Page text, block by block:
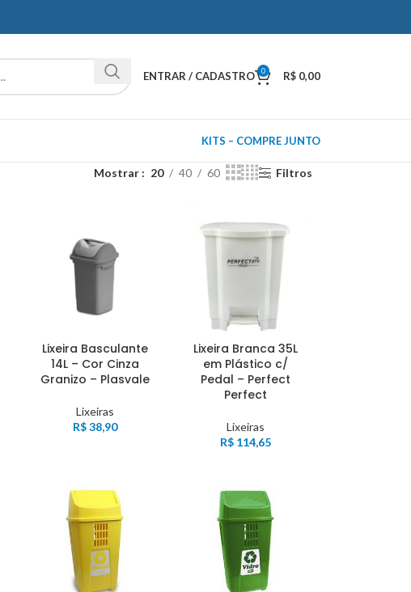
ENTRAR / CADASTRO 0 R$ 0,00
KITS – COMPRE JUNTO
Mostrar 20 40 60 Filtros
Lixeira Basculante
14L – Cor Cinza
Granizo – Plasvale
Lixeiras
R$38,90
Lixeira Branca 35L
em Plástico c/
Pedal – Perfect
Perfect
Lixeiras
R$114,65